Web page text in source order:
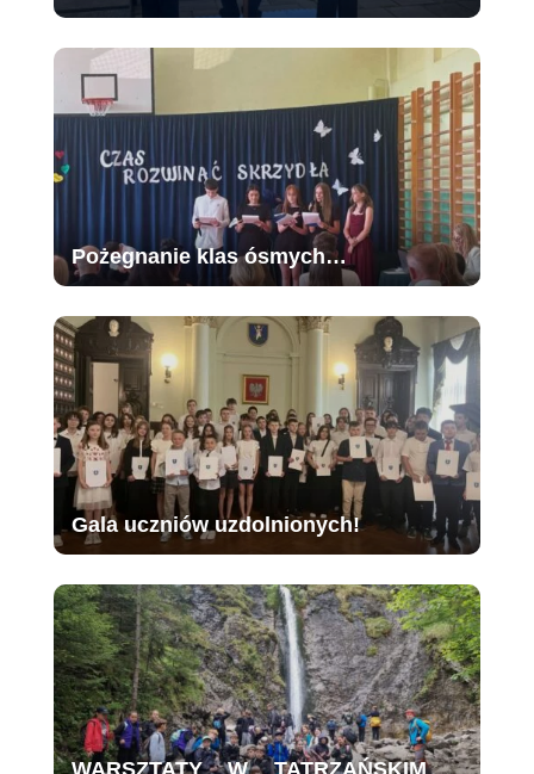
Pożegnanie klas ósmych…
Gala uczniów uzdolnionych!